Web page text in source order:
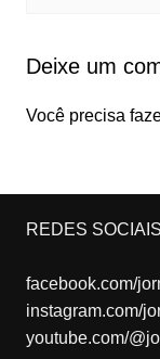
Deixe um
Você precisa
REDES SOCIAIS
facebook.com/
instagram.com/
youtube.com/